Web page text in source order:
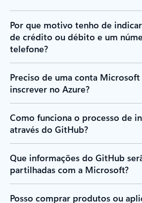
Por que motivo tenho de
de crédito ou débito e um
telefone?
Preciso de uma conta Microsoft
inscrever no Azure?
Como funciona o processo de
através do GitHub?
Que informações do GitHub
partilhadas com a Microsoft?
Posso comprar produtos ou